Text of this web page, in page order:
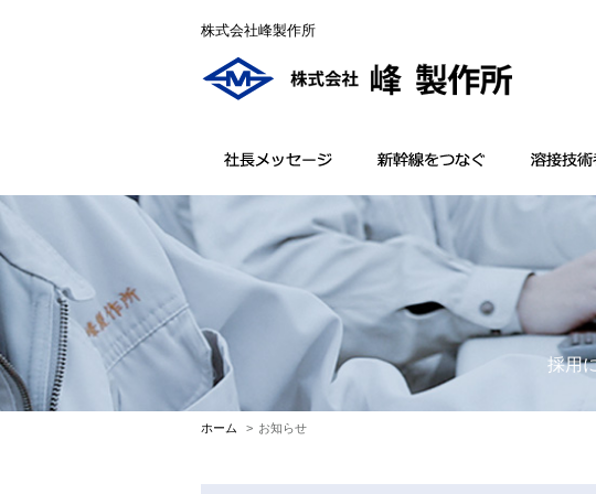
株式会社峰製作所
採用
ホーム お知らせ